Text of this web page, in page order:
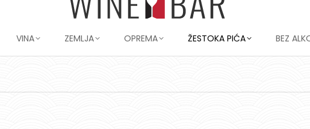
VINA ZEMLJA OPREMA ŽESTOKA PIĆA BEZ